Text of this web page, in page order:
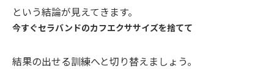
という結論が見えてきます。
今すぐセラバンドのカフエクササイズを捨てて
結果の出せる訓練へと切り替えましょう。